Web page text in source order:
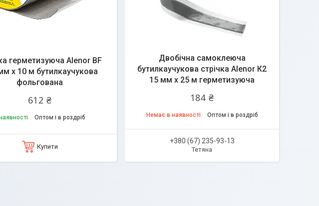
герметизуюча Alenor BF
х 10 м бутилкаучукова
фольгована
612 ₴
Оптом і в роздріб
Купити
Двобічна самоклеюча
бутилкаучукова стрічка Alenor К2
15 мм х 25 м герметизуюча
184 ₴
Немає в наявності Оптом і в роздріб
+380 (67) 235-93-13
Тетяна